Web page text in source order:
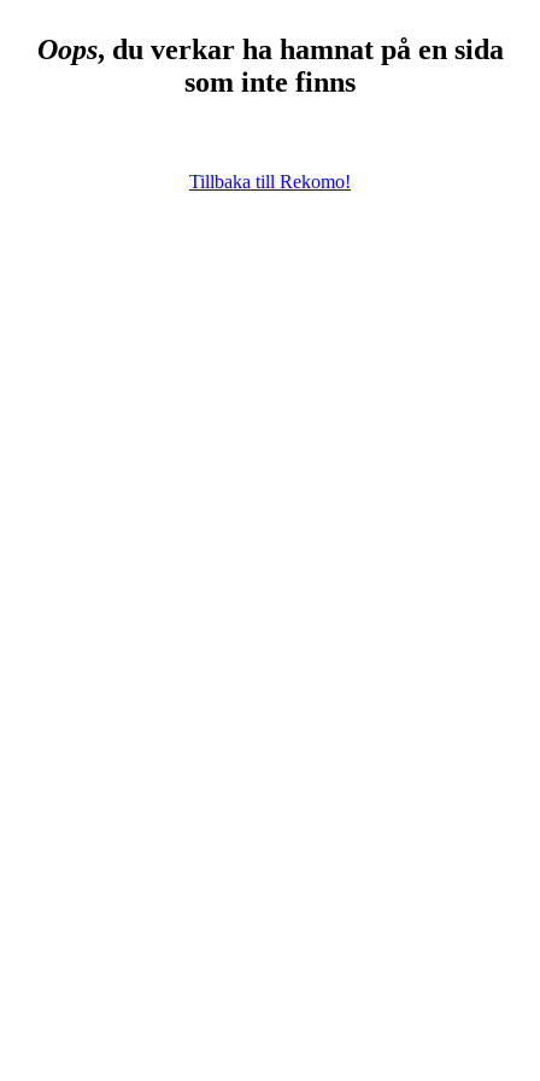
Oops, du verkar ha hamnat på en sida
som inte finns
Tillbaka till Rekomo!